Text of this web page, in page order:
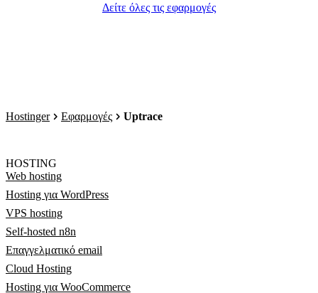
Δείτε όλες τις εφαρμογές
Hostinger Εφαρμογές Uptrace
HOSTING
Web hosting
Hosting για WordPress
VPS hosting
Self-hosted n8n
Επαγγελματικό email
Cloud Hosting
Hosting για WooCommerce